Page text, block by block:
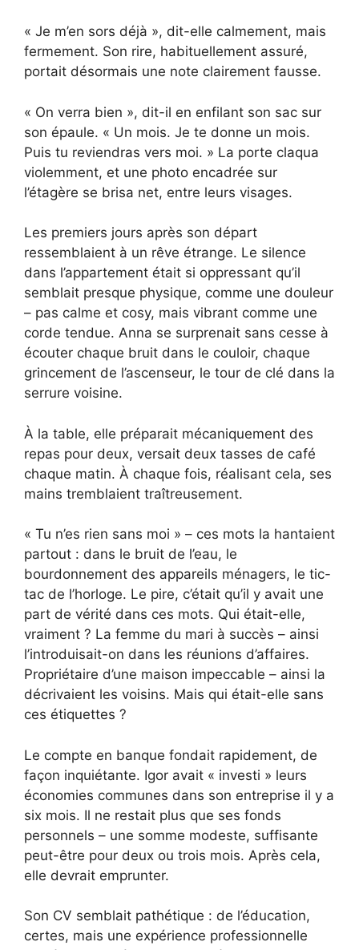
« Je m’en sors déjà », dit-elle calmement, mais
fermement. Son rire, habituellement assuré,
portait désormais une note clairement fausse.
« On verra bien », dit-il en enfilant son sac sur
son épaule. « Un mois. Je te donne un mois.
Puis tu reviendras vers moi. » La porte claqua
violemment, et une photo encadrée sur
l’étagère se brisa net, entre leurs visages.
Les premiers jours après son départ
ressemblaient à un rêve étrange. Le silence
dans l’appartement était si oppressant qu’il
semblait presque physique, comme une douleur
– pas calme et cosy, mais vibrant comme une
corde tendue. Anna se surprenait sans cesse à
écouter chaque bruit dans le couloir, chaque
grincement de l’ascenseur, le tour de clé dans la
serrure voisine.
À la table, elle préparait mécaniquement des
repas pour deux, versait deux tasses de café
chaque matin. À chaque fois, réalisant cela, ses
mains tremblaient traîtreusement.
« Tu n’es rien sans moi » – ces mots la hantaient
partout : dans le bruit de l’eau, le
bourdonnement des appareils ménagers, le tic-
tac de l’horloge. Le pire, c’était qu’il y avait une
part de vérité dans ces mots. Qui était-elle,
vraiment ? La femme du mari à succès – ainsi
l’introduisait-on dans les réunions d’affaires.
Propriétaire d’une maison impeccable – ainsi la
décrivaient les voisins. Mais qui était-elle sans
ces étiquettes ?
Le compte en banque fondait rapidement, de
façon inquiétante. Igor avait « investi » leurs
économies communes dans son entreprise il y a
six mois. Il ne restait plus que ses fonds
personnels – une somme modeste, suffisante
peut-être pour deux ou trois mois. Après cela,
elle devrait emprunter.
Son CV semblait pathétique : de l’éducation,
certes, mais une expérience professionnelle